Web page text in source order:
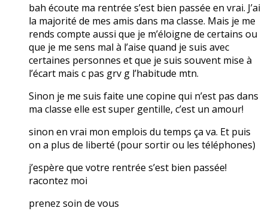
bah écoute ma rentrée s’est bien passée en vrai. J’ai
la majorité de mes amis dans ma classe. Mais je me
rends compte aussi que je m’éloigne de certains ou
que je me sens mal à l’aise quand je suis avec
certaines personnes et que je suis souvent mise à
l’écart mais c pas grv g l’habitude mtn.
Sinon je me suis faite une copine qui n’est pas dans
ma classe elle est super gentille, c’est un amour!
sinon en vrai mon emplois du temps ça va. Et puis
on a plus de liberté (pour sortir ou les téléphones)
j’espère que votre rentrée s’est bien passée!
racontez moi
prenez soin de vous